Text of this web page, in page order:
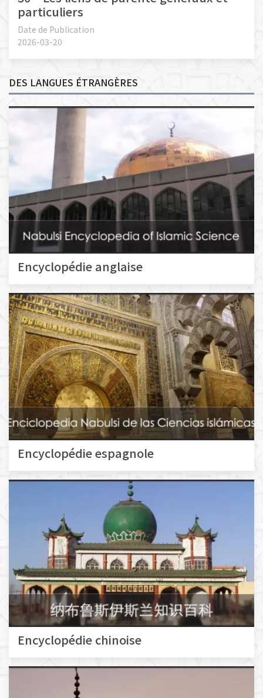
particuliers
Date de Publication
2026-03-20
DES LANGUES ÉTRANGÈRES
Encyclopédie anglaise
Encyclopédie espagnole
Encyclopédie chinoise